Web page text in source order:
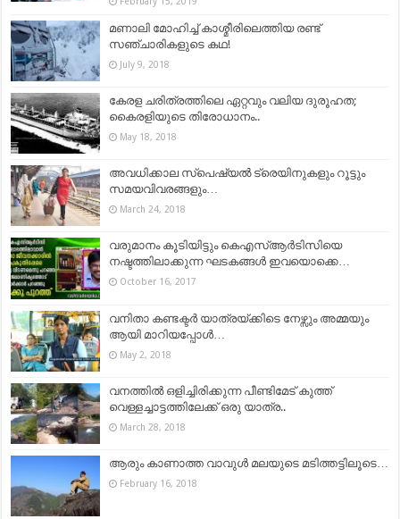
മണാലി മോഹിച്ച് കാശ്മീരിലെത്തിയ രണ്ട്
സഞ്ചാരികളുടെ കഥ!
July 9, 2018
കേരള ചരിത്രത്തിലെ ഏറ്റവും വലിയ ദുരൂഹത;
കൈരളിയുടെ തിരോധാനം..
May 18, 2018
അവധിക്കാല സ്പെഷ്യല്‍ ട്രെയിനുകളും റൂട്ടും
സമയവിവരങ്ങളും…
March 24, 2018
വരുമാനം കൂടിയിട്ടും കെഎസ്ആര്‍ടിസിയെ
നഷ്ടത്തിലാക്കുന്ന ഘടകങ്ങള്‍ ഇവയൊക്കെ…
October 16, 2017
വനിതാ കണ്ടക്ടര്‍ യാത്രയ്ക്കിടെ നേഴ്സും അമ്മയും
ആയി മാറിയപ്പോള്‍…
May 2, 2018
വനത്തിൽ ഒളിച്ചിരിക്കുന്ന പീണ്ടിമേട്‌ കുത്ത്
വെള്ളച്ചാട്ടത്തിലേക്ക് ഒരു യാത്ര..
March 28, 2018
ആരും കാണാത്ത വാവുൾ മലയുടെ മടിത്തട്ടിലൂടെ…
February 16, 2018